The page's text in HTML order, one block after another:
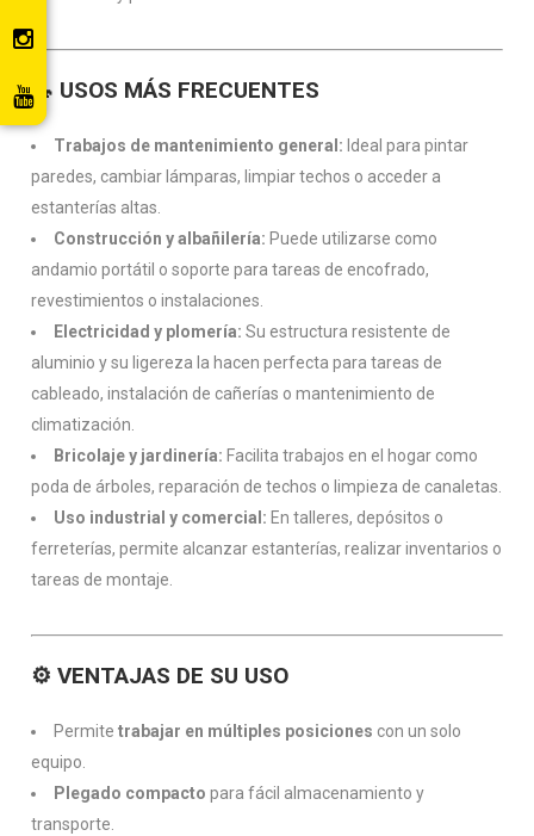
🔧 USOS MÁS FRECUENTES
Trabajos de mantenimiento general: Ideal para pintar
paredes, cambiar lámparas, limpiar techos o acceder a
estanterías altas.
Construcción y albañilería: Puede utilizarse como
andamio portátil o soporte para tareas de encofrado,
revestimientos o instalaciones.
Electricidad y plomería: Su estructura resistente de
aluminio y su ligereza la hacen perfecta para tareas de
cableado, instalación de cañerías o mantenimiento de
climatización.
Bricolaje y jardinería: Facilita trabajos en el hogar como
poda de árboles, reparación de techos o limpieza de canaletas.
Uso industrial y comercial: En talleres, depósitos o
ferreterías, permite alcanzar estanterías, realizar inventarios o
tareas de montaje.
⚙️ VENTAJAS DE SU USO
Permite trabajar en múltiples posiciones con un solo
equipo.
Plegado compacto para fácil almacenamiento y
transporte.